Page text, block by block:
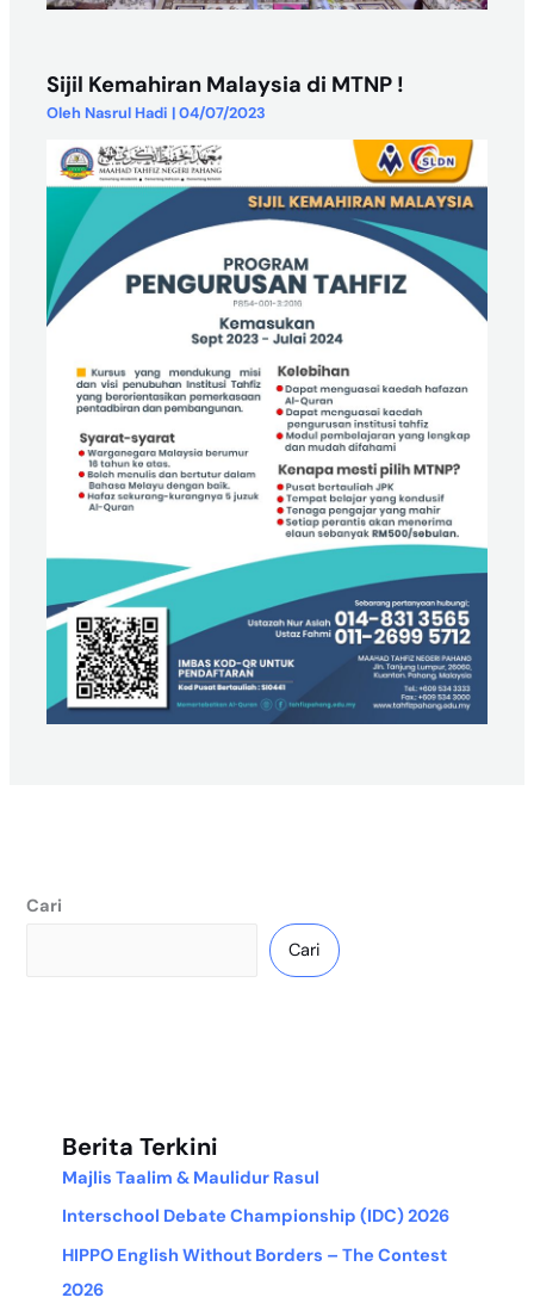
Sijil Kemahiran Malaysia di MTNP !
Oleh Nasrul Hadi |04/07/2023
Cari
Cari
Berita Terkini
Majlis Taalim & Maulidur Rasul
Interschool Debate Championship (IDC) 2026
HIPPO English Without Borders – The Contest
2026